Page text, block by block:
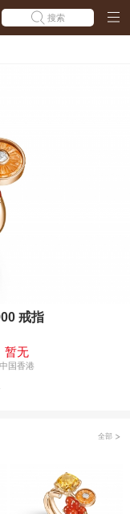
搜索
戒指
暂无
中国香港
全部